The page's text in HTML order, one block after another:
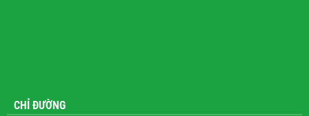
CHỈ ĐƯỜNG